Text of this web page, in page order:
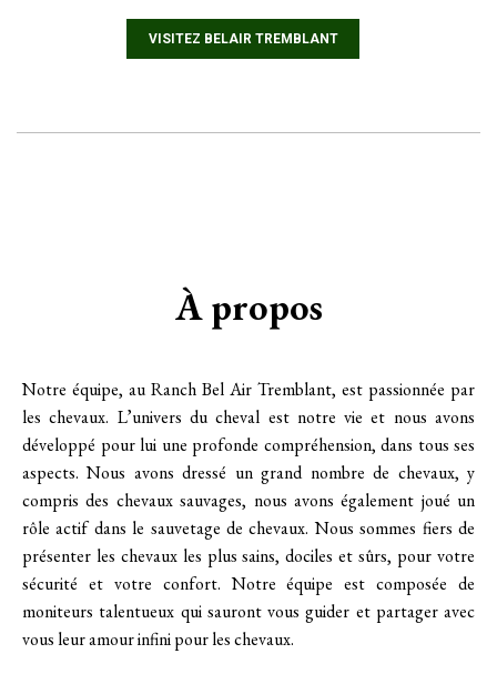
VISITEZ BELAIR TREMBLANT
À propos
Notre équipe, au Ranch Bel Air Tremblant, est passionnée par
les chevaux. L’univers du cheval est notre vie et nous avons
développé pour lui une profonde compréhension, dans tous ses
aspects. Nous avons dressé un grand nombre de chevaux, y
compris des chevaux sauvages, nous avons également joué un
rôle actif dans le sauvetage de chevaux. Nous sommes fiers de
présenter les chevaux les plus sains, dociles et sûrs, pour votre
sécurité et votre confort. Notre équipe est composée de
moniteurs talentueux qui sauront vous guider et partager avec
vous leur amour infini pour les chevaux.